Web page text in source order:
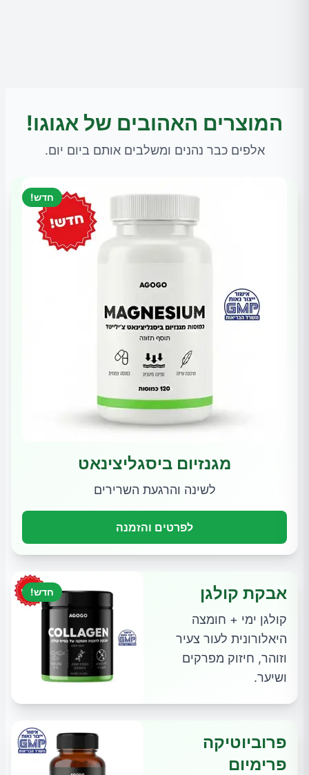
המוצרים האהובים של אגוגו!
אלפים כבר נהנים ומשלבים אותם ביום יום.
חדש!
מגנזיום ביסגליצינאט
לשינה והרגעת השרירים
לפרטים והזמנה
חדש! אבקת קולגן
קולגן ימי + חומצה
היאלורונית לעור צעיר
וזוהר, חיזוק מפרקים
ושיער.
פרוביוטיקה
פרימיום